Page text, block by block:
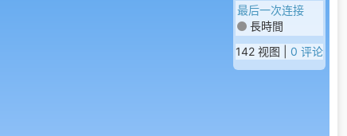
最后一次连接
長時間
142 视图 | 0 评论